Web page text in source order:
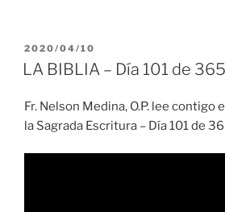
PUBLICADO
EL
2020/04/10
LA BIBLIA – Día 101 de 365
Fr. Nelson Medina, O.P. lee
la Sagrada Escritura – Día 101 de